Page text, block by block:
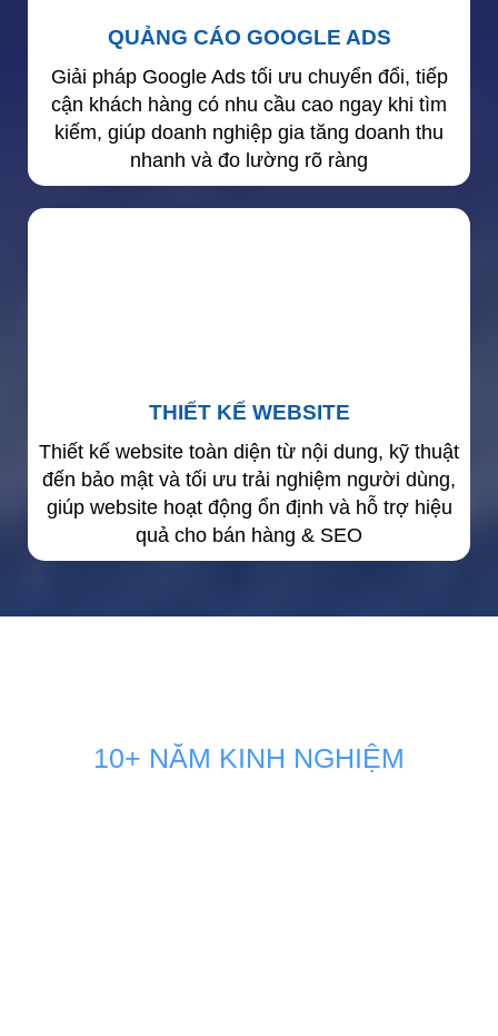
QUẢNG CÁO GOOGLE ADS
Giải pháp Google Ads tối ưu chuyển đổi, tiếp
cận khách hàng có nhu cầu cao ngay khi tìm
kiếm, giúp doanh nghiệp gia tăng doanh thu
nhanh và đo lường rõ ràng
THIẾT KẾ WEBSITE
Thiết kế website toàn diện từ nội dung, kỹ thuật
đến bảo mật và tối ưu trải nghiệm người dùng,
giúp website hoạt động ổn định và hỗ trợ hiệu
quả cho bán hàng & SEO
10+ NĂM KINH NGHIỆM